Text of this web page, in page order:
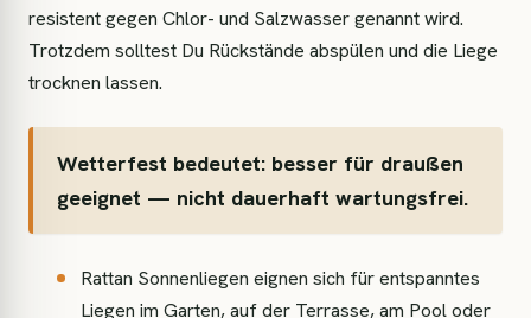
resistent gegen Chlor- und Salzwasser genannt wird.
Trotzdem solltest Du Rückstände abspülen und die Liege
trocknen lassen.
Wetterfest bedeutet: besser für draußen
geeignet — nicht dauerhaft wartungsfrei.
Rattan Sonnenliegen eignen sich für entspanntes
Liegen im Garten, auf der Terrasse, am Pool oder